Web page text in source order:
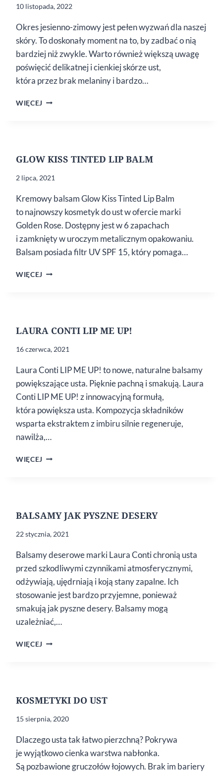
10 listopada, 2022
Okres jesienno-zimowy jest pełen wyzwań dla naszej
skóry. To doskonały moment na to, by zadbać o nią
bardziej niż zwykle. Warto również większą uwagę
poświęcić delikatnej i cienkiej skórze ust,
która przez brak melaniny i bardzo…
WIĘCEJ ZADBAJ
GLOW KISS TINTED LIP BALM
2 lipca, 2021
Kremowy balsam Glow Kiss Tinted Lip Balm
to najnowszy kosmetyk do ust w ofercie marki
Golden Rose. Dostępny jest w 6 zapachach
i zamknięty w uroczym metalicznym opakowaniu.
Balsam posiada filtr UV SPF 15, który pomaga…
WIĘCEJ GLOW
LAURA CONTI LIP ME UP!
16 czerwca, 2021
Laura Conti LIP ME UP! to nowe, naturalne balsamy
powiększające usta. Pięknie pachną i smakują. Laura
Conti LIP ME UP! z innowacyjną formułą,
która powiększa usta. Kompozycja składników
wsparta ekstraktem z imbiru silnie regeneruje,
nawilża,…
WIĘCEJ LAURA
BALSAMY JAK PYSZNE DESERY
22 stycznia, 2021
Balsamy deserowe marki Laura Conti chronią usta
przed szkodliwymi czynnikami atmosferycznymi,
odżywiają, ujędrniają i koją stany zapalne. Ich
stosowanie jest bardzo przyjemne, ponieważ
smakują jak pyszne desery. Balsamy mogą
uzależniać,…
WIĘCEJ BALSAMY
KOSMETYKI DO UST
15 sierpnia, 2020
Dlaczego usta tak łatwo pierzchną? Pokrywa
je wyjątkowo cienka warstwa nabłonka.
Są pozbawione gruczołów łojowych. Brak im bariery